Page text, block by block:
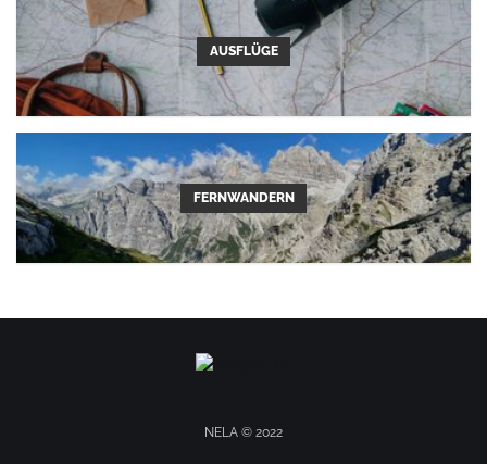
AUSFLÜGE
FERNWANDERN
NELA © 2022